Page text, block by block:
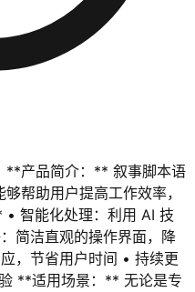
**产品简介：** 叙事脚本语
帮助用户提高工作效率，
智能化处理：利用 AI 技
简洁直观的操作界面，降
，节省用户时间 • 持续更
**适用场景：** 无论是专